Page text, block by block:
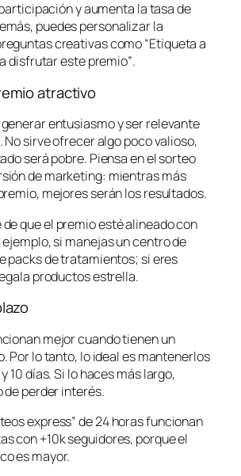
y aumenta la tasa de
puedes personalizar la
creativas como“Etiqueta a
disfrutar este premio”.
atractivo
entusiasmo y ser relevante
No sirve ofrecer algo poco valioso,
será pobre. Piensa en el sorteo
de marketing: mientras más
mejores serán los resultados.
que el premio esté alineado con
si manejas un centro de
packs de tratamientos; si eres
productos estrella.
mejor cuando tienen un
Por lo tanto, lo ideal es mantenerlos
10 días. Si lo haces más largo,
de perder interés.
express” de 24 horas funcionan
con +10k seguidores, porque el
es mayor.